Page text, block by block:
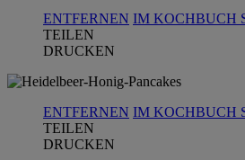
ENTFERNEN IM KOCHBUCH
TEILEN
DRUCKEN
ENTFERNEN IM KOCHBUCH
TEILEN
DRUCKEN